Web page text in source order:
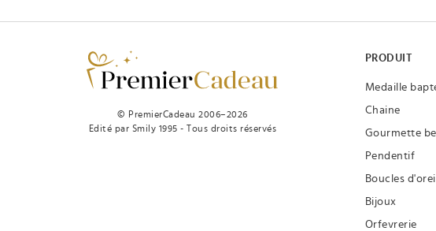
© PremierCadeau 2006–2026
Edité par Smily 1995 - Tous droits réservés
PRODUIT
Medaille
Chaine
Gourmette
Pendentif
Boucles
Bijoux
Orfevrerie